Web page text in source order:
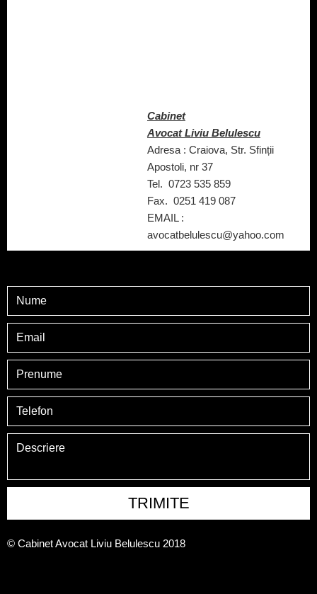
Cabinet
Avocat Liviu Belulescu
Adresa : Craiova, Str. Sfinții
Apostoli, nr 37
Tel. 0723 535 859
Fax. 0251 419 087
EMAIL :
avocatbelulescu@yahoo.com
TRIMITE
© Cabinet Avocat Liviu Belulescu 2018